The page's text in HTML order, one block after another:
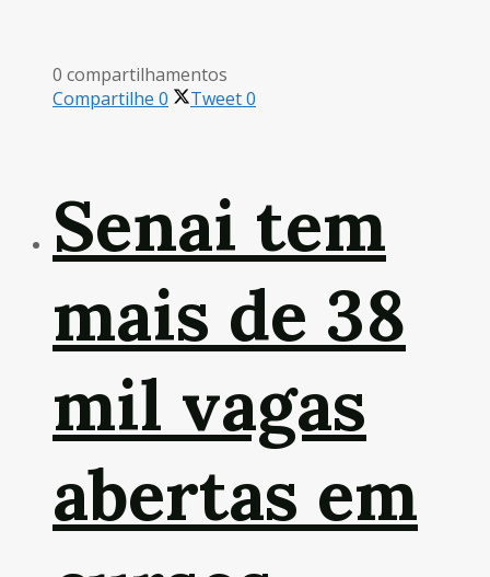
0 compartilhamentos
Compartilhe 0 Tweet0
Senai tem
mais de 38
mil vagas
abertas em